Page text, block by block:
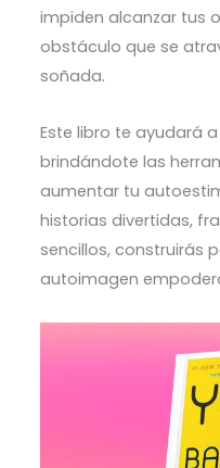
impiden alcanzar tus
obstáculo que se
soñada.
Este libro te ayudará
brindándote las
aumentar tu
historias divertidas,
sencillos, construirás
autoimagen